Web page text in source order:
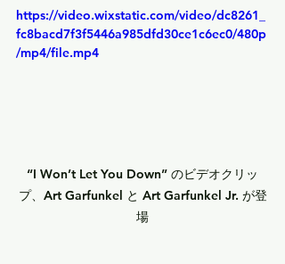
https://video.wixstatic.com/video/dc8261_
fc8bacd7f3f5446a985dfd30ce1c6ec0/480p
/mp4/file.mp4
“I Won’t Let You Down” のビデオクリッ
プ、 Art Garfunkel と Art Garfunkel Jr. が登
場